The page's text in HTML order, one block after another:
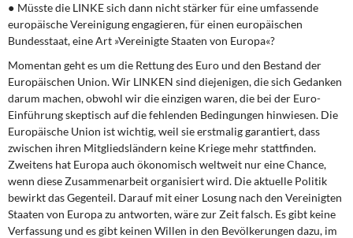
● Müsste die LINKE sich dann nicht stärker für eine umfassende
europäische Vereinigung engagieren, für einen europäischen
Bundesstaat, eine Art »Vereinigte Staaten von Europa«?
Momentan geht es um die Rettung des Euro und den Bestand der
Europäischen Union. Wir LINKEN sind diejenigen, die sich Gedanken
darum machen, obwohl wir die einzigen waren, die bei der Euro-
Einführung skeptisch auf die fehlenden Bedingungen hinwiesen. Die
Europäische Union ist wichtig, weil sie erstmalig garantiert, dass
zwischen ihren Mitgliedsländern keine Kriege mehr stattfinden.
Zweitens hat Europa auch ökonomisch weltweit nur eine Chance,
wenn diese Zusammenarbeit organisiert wird. Die aktuelle Politik
bewirkt das Gegenteil. Darauf mit einer Losung nach den Vereinigten
Staaten von Europa zu antworten, wäre zur Zeit falsch. Es gibt keine
Verfassung und es gibt keinen Willen in den Bevölkerungen dazu, im